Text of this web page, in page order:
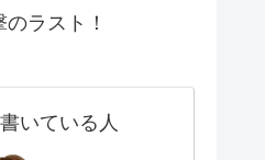
ラスト！
いている人